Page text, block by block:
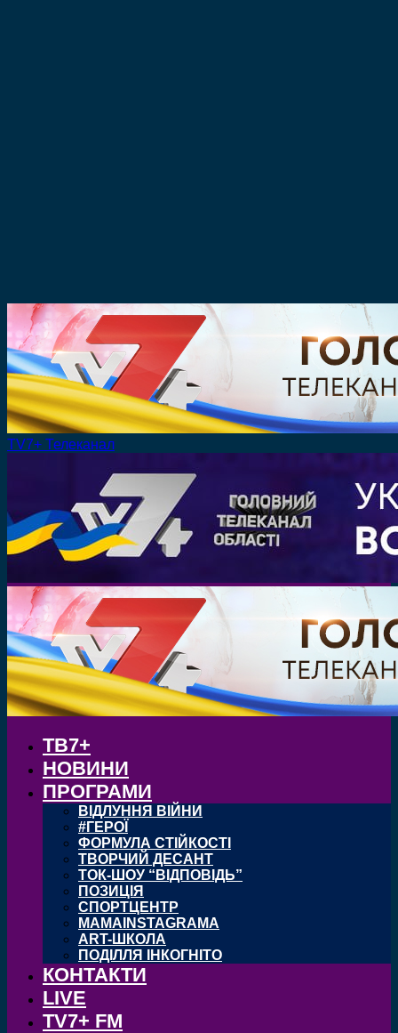
TV7+ Телеканал
ТВ7+
НОВИНИ
ПРОГРАМИ
ВІДЛУННЯ ВІЙНИ
#ГЕРОЇ
ФОРМУЛА СТІЙКОСТІ
ТВОРЧИЙ ДЕСАНТ
ТОК-ШОУ “ВІДПОВІДЬ”
ПОЗИЦІЯ
СПОРТЦЕНТР
MAMAINSTAGRAMA
ART-ШКОЛА
ПОДІЛЛЯ ІНКОГНІТО
КОНТАКТИ
LIVE
TV7+ FM